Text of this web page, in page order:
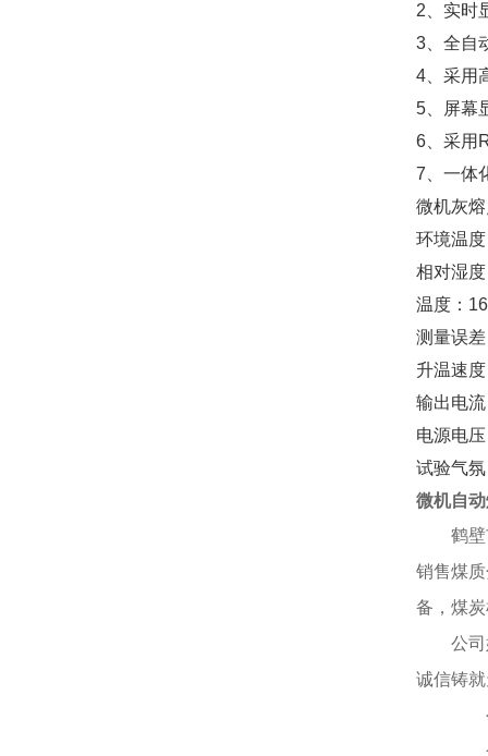
2、实时
3、全自
4、采用
5、屏幕
6、采用
7、一体
微机灰
环境温
相对湿
温度：
测量误
升温速
输出电
电源电
试验气
微机自
鹤
销售煤
备，煤
公
诚信铸
公
企